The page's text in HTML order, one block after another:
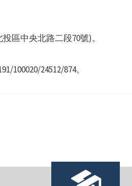
區中央北路二段70號)。
100020/24512/874。